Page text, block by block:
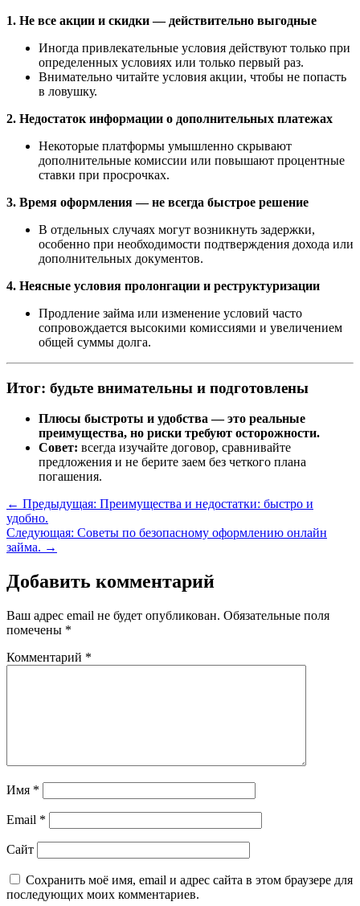
1. Не все акции и скидки — действительно выгодные
Иногда привлекательные условия действуют только при
определенных условиях или только первый раз.
Внимательно читайте условия акции, чтобы не попасть
в ловушку.
2. Недостаток информации о дополнительных платежах
Некоторые платформы умышленно скрывают
дополнительные комиссии или повышают процентные
ставки при просрочках.
3. Время оформления — не всегда быстрое решение
В отдельных случаях могут возникнуть задержки,
особенно при необходимости подтверждения дохода или
дополнительных документов.
4. Неясные условия пролонгации и реструктуризации
Продление займа или изменение условий часто
сопровождается высокими комиссиями и увеличением
общей суммы долга.
Итог: будьте внимательны и подготовлены
Плюсы быстроты и удобства — это реальные
преимущества, но риски требуют осторожности.
Совет: всегда изучайте договор, сравнивайте
предложения и не берите заем без четкого плана
погашения.
← Предыдущая: Преимущества и недостатки: быстро и
удобно.
Следующая: Советы по безопасному оформлению онлайн
займа. →
Добавить комментарий
Ваш адрес email не будет опубликован. Обязательные поля
помечены *
Комментарий *
Имя *
Email *
Сайт
Сохранить моё имя, email и адрес сайта в этом браузере для
последующих моих комментариев.